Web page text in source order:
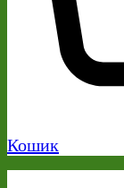
Кошик